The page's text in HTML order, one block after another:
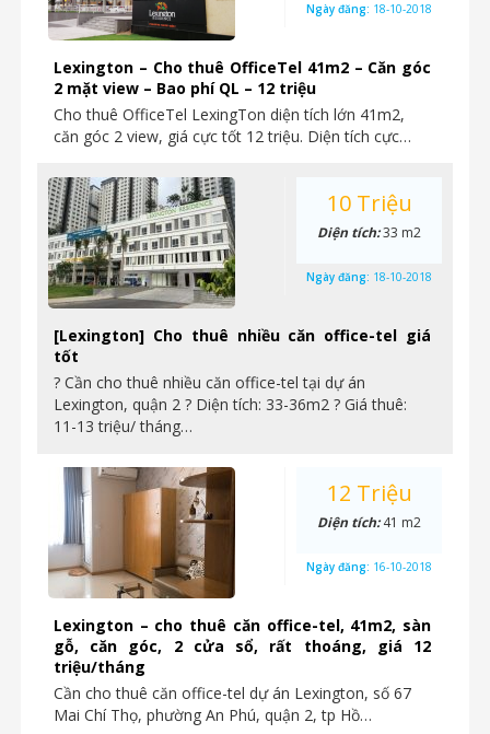
Lexington – Cho thuê OfficeTel 41m2 – Căn góc
2 mặt view – Bao phí QL – 12 triệu
Cho thuê OfficeTel LexingTon diện tích lớn 41m2,
căn góc 2 view, giá cực tốt 12 triệu. Diện tích cực…
Ngày đăng: 18-10-2018
[Lexington] Cho thuê nhiều căn office-tel giá
tốt
? Cần cho thuê nhiều căn office-tel tại dự án
Lexington, quận 2 ? Diện tích: 33-36m2 ? Giá thuê:
11-13 triệu/ tháng…
10 Triệu
Diện tích:33 m2
Ngày đăng: 18-10-2018
Lexington – cho thuê căn office-tel, 41m2, sàn
gỗ, căn góc, 2 cửa sổ, rất thoáng, giá 12
triệu/tháng
Cần cho thuê căn office-tel dự án Lexington, số 67
Mai Chí Thọ, phường An Phú, quận 2, tp Hồ…
12 Triệu
Diện tích:41 m2
Ngày đăng: 16-10-2018